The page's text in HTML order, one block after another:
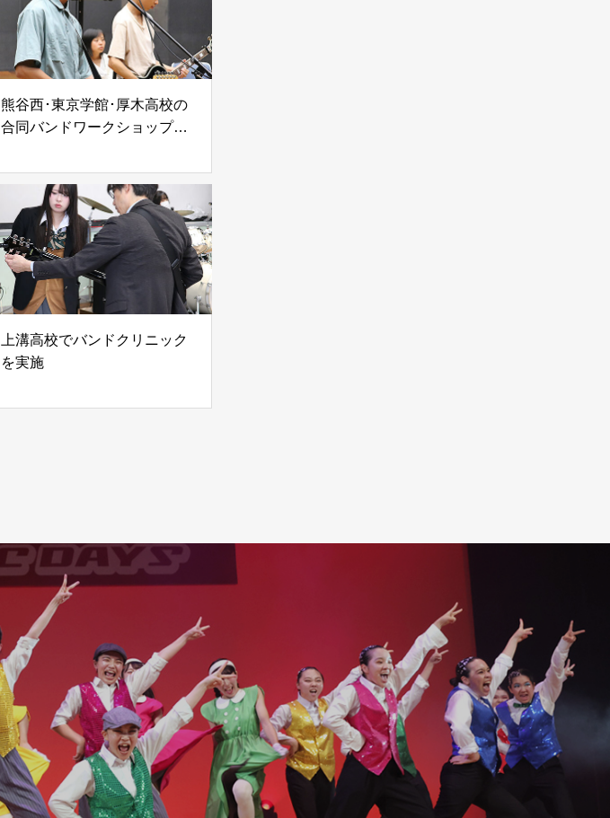
熊谷西･東京学館･厚木高校の
合同バンドワークショップを
上溝高校でバンドクリニック
を実施